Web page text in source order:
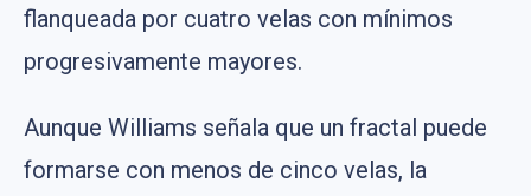
flanqueada por cuatro velas con mínimos
progresivamente mayores.
Aunque Williams señala que un fractal puede
formarse con menos de cinco velas, la